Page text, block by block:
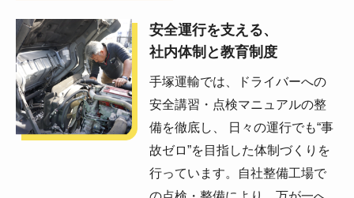
安全運行を支える、
社内体制と教育制度
手塚運輸では、ドライバーへの
安全講習・点検マニュアルの整
備を徹底し、 日々の運行でも“事
故ゼロ”を目指した体制づくりを
行っています。自社整備工場で